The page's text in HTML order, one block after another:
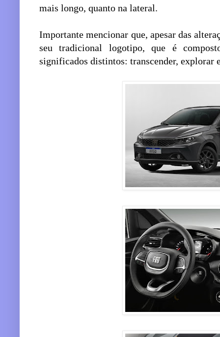
mais longo, quanto na lateral.
Importante mencionar que, apesar das
seu tradicional logotipo, que é
significados distintos: transcender, explorar